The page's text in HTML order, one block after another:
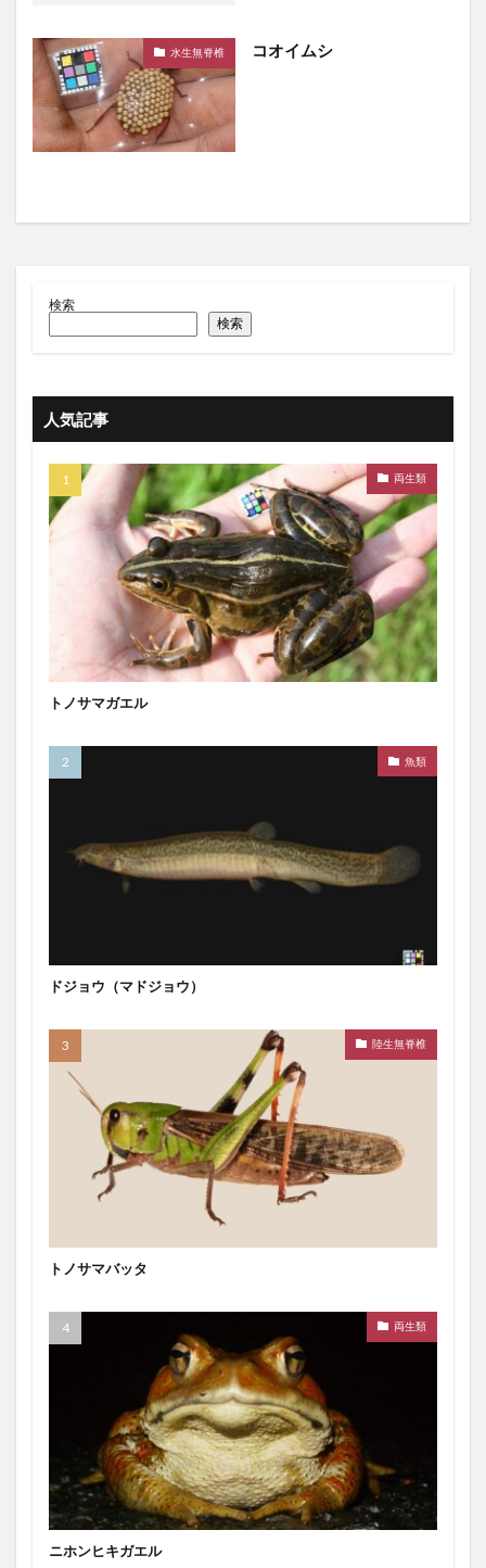
水生無脊椎 コオイムシ
検索
検索
人気記事
両生類
トノサマガエル
魚類
ドジョウ（マドジョウ）
陸生無脊椎
トノサマバッタ
両生類
ニホンヒキガエル